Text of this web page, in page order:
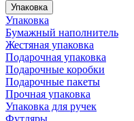
Упаковка
Упаковка
Бумажный наполнитель
Жестяная упаковка
Подарочная упаковка
Подарочные коробки
Подарочные пакеты
Прочная упаковка
Упаковка для ручек
Футляры